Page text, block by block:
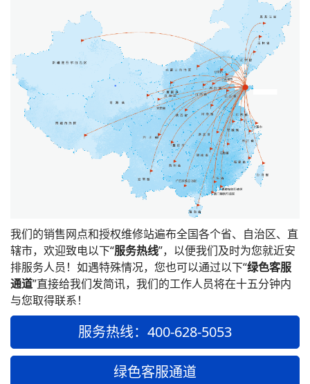
我们的销售网点和授权维修站遍布全国各个省、自治区、直
辖市，欢迎致电以下“服务热线”，以便我们及时为您就近安
排服务人员！如遇特殊情况，您也可以通过以下“绿色客服
通道”直接给我们发简讯，我们的工作人员将在十五分钟内
与您取得联系！
服务热线：400-628-5053
绿色客服通道